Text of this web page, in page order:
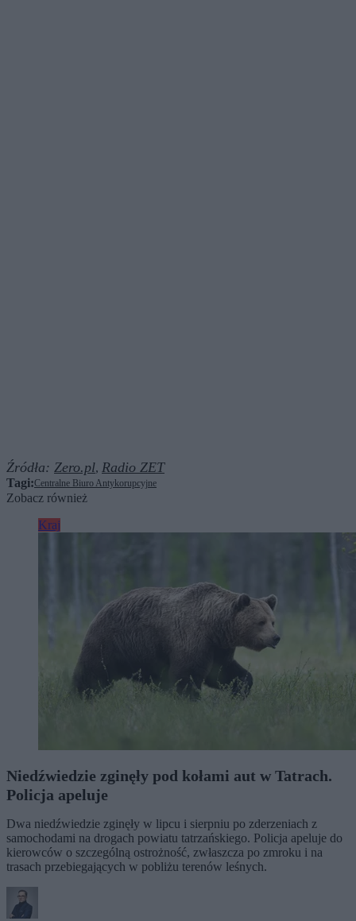
Źródła: Zero.pl, Radio ZET
Tagi:Centralne Biuro Antykorupcyjne
Zobacz również
Kraj
Niedźwiedzie zginęły pod kołami aut w Tatrach.
Policja apeluje
Dwa niedźwiedzie zginęły w lipcu i sierpniu po zderzeniach z
samochodami na drogach powiatu tatrzańskiego. Policja apeluje do
kierowców o szczególną ostrożność, zwłaszcza po zmroku i na
trasach przebiegających w pobliżu terenów leśnych.